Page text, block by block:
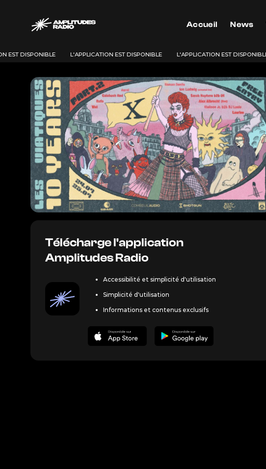
contenu
Accueil News
DISPONIBLE L'APPLICATION EST DISPONIBLE L'APPLICATION EST DISPONIBLE
Télécharge l'application
Amplitudes Radio
Accessibilité et simplicité d'utilisation
Simplicité d'utilisation
Informations et contenus exclusifs